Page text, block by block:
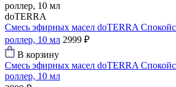
doTERRA
Смесь эфирных масел doTERRA
роллер, 10 мл 2999 ₽
В корзину
Смесь эфирных масел doTERRA
роллер, 10 мл